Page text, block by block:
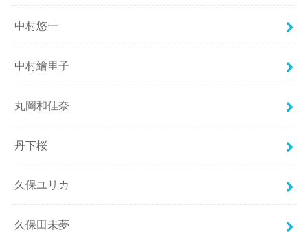
中村悠一
中村繪里子
丸岡和佳奈
丹下桜
久保ユリカ
久保田未夢